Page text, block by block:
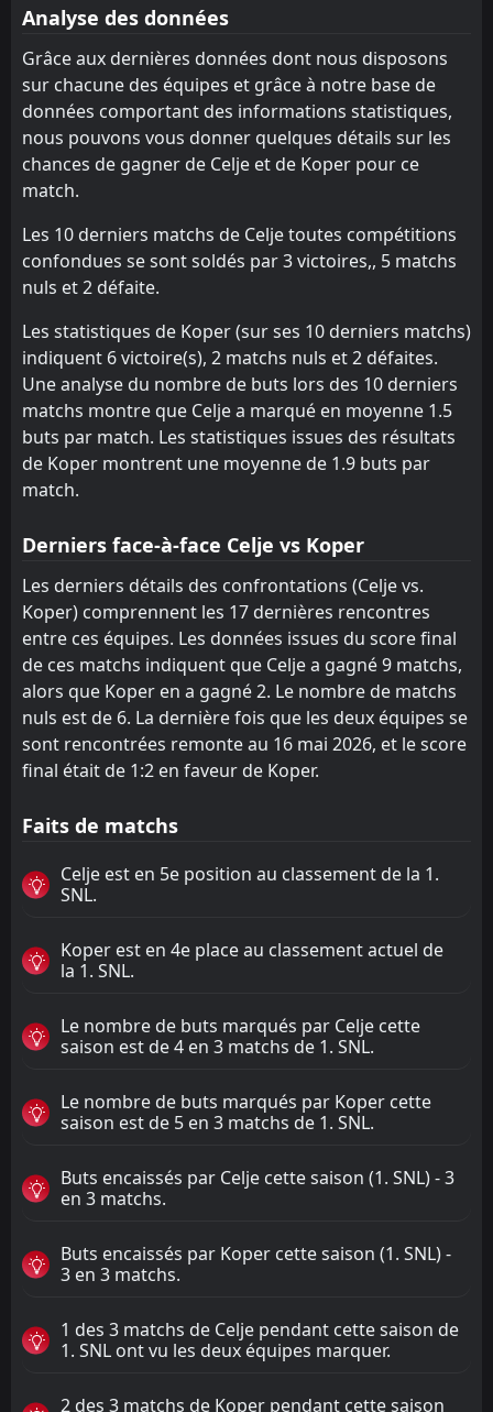
FT
23Jun
Koper
Artsakh
15:00
Koper
NK Domzale
10 Radomlje
9 Aluminij
Analyse des données
Grâce aux dernières données dont nous disposons
sur chacune des équipes et grâce à notre base de
données comportant des informations statistiques,
nous pouvons vous donner quelques détails sur les
chances de gagner de Celje et de Koper pour ce
match.
Les 10 derniers matchs de Celje toutes compétitions
confondues se sont soldés par 3 victoires,, 5 matchs
nuls et 2 défaite.
Les statistiques de Koper (sur ses 10 derniers matchs)
indiquent 6 victoire(s), 2 matchs nuls et 2 défaites.
Une analyse du nombre de buts lors des 10 derniers
matchs montre que Celje a marqué en moyenne 1.5
buts par match. Les statistiques issues des résultats
de Koper montrent une moyenne de 1.9 buts par
match.
Derniers face-à-face Celje vs Koper
Les derniers détails des confrontations (Celje vs.
Koper) comprennent les 17 dernières rencontres
entre ces équipes. Les données issues du score final
de ces matchs indiquent que Celje a gagné 9 matchs,
alors que Koper en a gagné 2. Le nombre de matchs
nuls est de 6. La dernière fois que les deux équipes se
sont rencontrées remonte au 16 mai 2026, et le score
final était de 1:2 en faveur de Koper.
Faits de matchs
Celje est en 5e position au classement de la 1.
SNL.
Koper est en 4e place au classement actuel de
la 1. SNL.
Le nombre de buts marqués par Celje cette
saison est de 4 en 3 matchs de 1. SNL.
Le nombre de buts marqués par Koper cette
saison est de 5 en 3 matchs de 1. SNL.
Buts encaissés par Celje cette saison (1. SNL) - 3
en 3 matchs.
Buts encaissés par Koper cette saison (1. SNL) -
3 en 3 matchs.
1 des 3 matchs de Celje pendant cette saison de
1. SNL ont vu les deux équipes marquer.
2 des 3 matchs de Koper pendant cette saison